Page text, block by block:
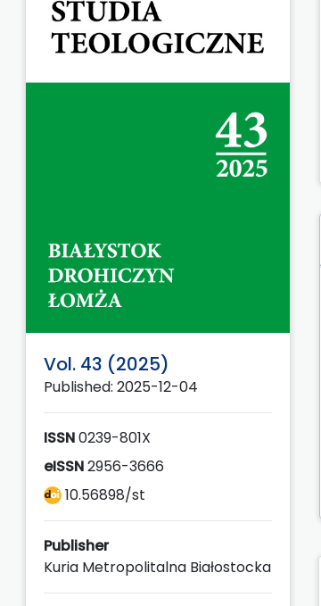
Vol. 43 (2025)
Published: 2025-12-04
ISSN0239-801X
eISSN2956-3666
10.56898/st
Publisher
Kuria Metropolitalna Białostocka